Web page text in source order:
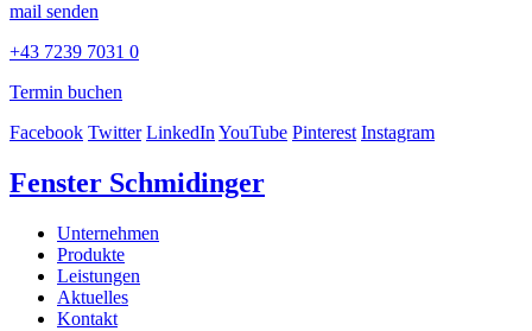
mail senden
+43 7239 7031 0
Termin buchen
Facebook Twitter LinkedInYouTube Pinterest Instagram
Fenster Schmidinger
Unternehmen
Produkte
Leistungen
Aktuelles
Kontakt